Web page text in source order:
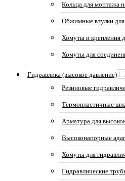
Кольца для монтажа
Обжимные втулки
Хомуты и крепления
Хомуты для
Гидравлика (высокое давление) 1
Резиновые
Термопластичные
Арматура для
Высоконапорные
Хомуты для
Гидравлические